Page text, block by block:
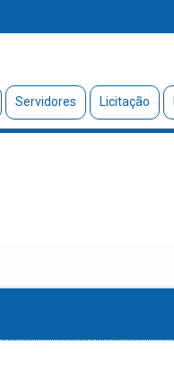
Servidores Licitação